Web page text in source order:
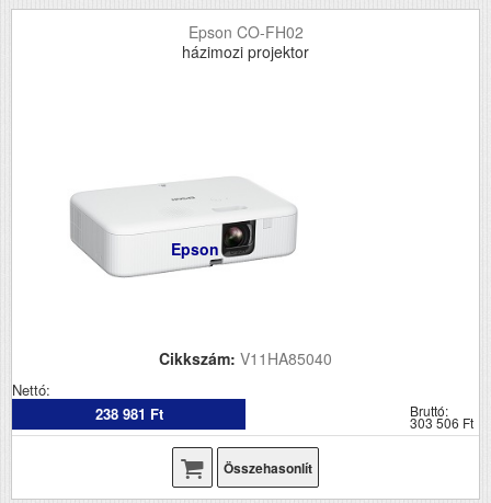
Epson CO-FH02
házimozi projektor
Epson
Cikkszám: V11HA85040
Nettó:
238 981 Ft
Bruttó:
303 506 Ft
Összehasonlít